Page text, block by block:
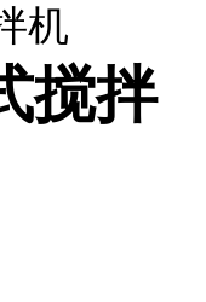
机
搅拌